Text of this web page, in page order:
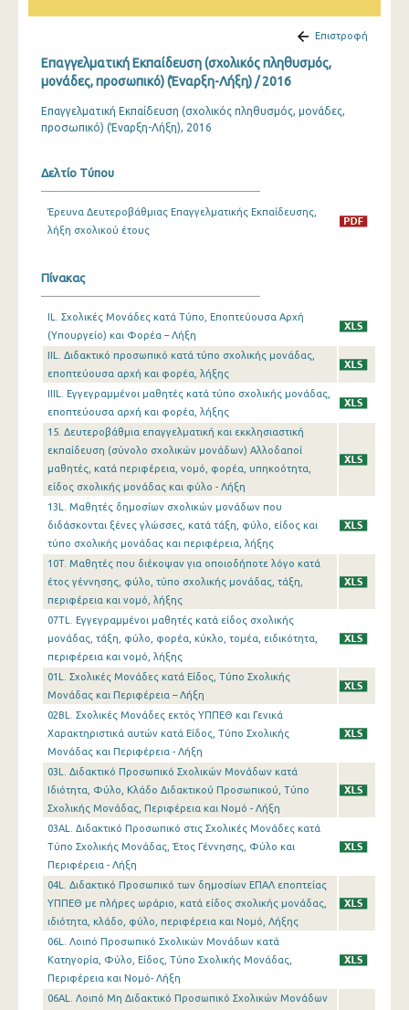
2003
2001
2000
Επιστροφή
Επαγγελματική Εκπαίδευση (σχολικός πληθυσμός,
μονάδες, προσωπικό) (Έναρξη-Λήξη) / 2016
Επαγγελματική Εκπαίδευση (σχολικός πληθυσμός, μονάδες,
προσωπικό) (Έναρξη-Λήξη), 2016
Δελτίο Τύπου
Έρευνα Δευτεροβάθμιας Επαγγελματικής Εκπαίδευσης,
λήξη σχολικού έτους
Πίνακας
IL. Σχολικές Μονάδες κατά Τύπο, Εποπτεύουσα Αρχή
(Υπουργείο) και Φορέα – Λήξη
IIL. Διδακτικό προσωπικό κατά τύπο σχολικής μονάδας,
εποπτεύουσα αρχή και φορέα, λήξης
IIIL. Εγγεγραμμένοι μαθητές κατά τύπο σχολικής μονάδας,
εποπτεύουσα αρχή και φορέα, λήξης
15. Δευτεροβάθμια επαγγελματική και εκκλησιαστική
εκπαίδευση (σύνολο σχολικών μονάδων) Αλλοδαποί
μαθητές, κατά περιφέρεια, νομό, φορέα, υπηκοότητα,
είδος σχολικής μονάδας και φύλο - Λήξη
13L. Μαθητές δημοσίων σχολικών μονάδων που
διδάσκονται ξένες γλώσσες, κατά τάξη, φύλο, είδος και
τύπο σχολικής μονάδας και περιφέρεια, λήξης
10T. Μαθητές που διέκοψαν για οποιοδήποτε λόγο κατά
έτος γέννησης, φύλο, τύπο σχολικής μονάδας, τάξη,
περιφέρεια και νομό, λήξης
07TL. Εγγεγραμμένοι μαθητές κατά είδος σχολικής
μονάδας, τάξη, φύλο, φορέα, κύκλο, τομέα, ειδικότητα,
περιφέρεια και νομό, λήξης
01L. Σχολικές Μονάδες κατά Είδος, Τύπο Σχολικής
Μονάδας και Περιφέρεια – Λήξη
02ΒL. Σχολικές Μονάδες εκτός ΥΠΠΕΘ και Γενικά
Χαρακτηριστικά αυτών κατά Είδος, Τύπο Σχολικής
Μονάδας και Περιφέρεια - Λήξη
03L. Διδακτικό Προσωπικό Σχολικών Μονάδων κατά
Ιδιότητα, Φύλο, Κλάδο Διδακτικού Προσωπικού, Τύπο
Σχολικής Μονάδας, Περιφέρεια και Νομό - Λήξη
03ΑL. Διδακτικό Προσωπικό στις Σχολικές Μονάδες κατά
Τύπο Σχολικής Μονάδας, Έτος Γέννησης, Φύλο και
Περιφέρεια - Λήξη
04L. Διδακτικό Προσωπικό των δημοσίων ΕΠΑΛ εποπτείας
ΥΠΠΕΘ με πλήρες ωράριο, κατά είδος σχολικής μονάδας,
ιδιότητα, κλάδο, φύλο, περιφέρεια και Νομό, Λήξης
06L. Λοιπό Προσωπικό Σχολικών Μονάδων κατά
Κατηγορία, Φύλο, Είδος, Τύπο Σχολικής Μονάδας,
Περιφέρεια και Νομό- Λήξη
06AL. Λοιπό Μη Διδακτικό Προσωπικό Σχολικών Μονάδων